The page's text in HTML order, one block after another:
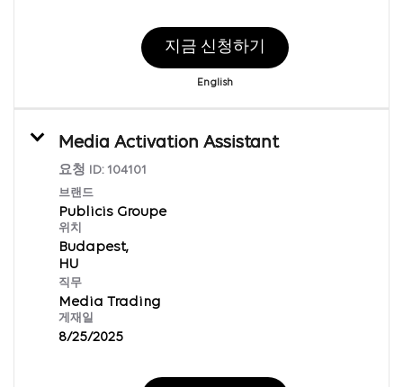
지금 신청하기
English
Media Activation Assistant
요청 ID: 104101
브랜드
Publicis Groupe
위치
Budapest,
직무
Media Trading
게재일
8/25/2025